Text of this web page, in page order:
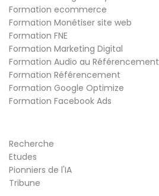
Formation ecommerce
Formation Monétiser site web
Formation FNE
Formation Marketing Digital
Formation Audio au Référencement
Formation Référencement
Formation Google Optimize
Formation Facebook Ads
Recherche
Etudes
Pionniers de l'IA
Tribune